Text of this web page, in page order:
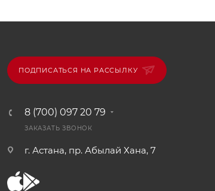
ПОДПИСАТЬСЯ НА РАССЫЛКУ
8 (700) 097 20 79
ЗАКАЗАТЬ ЗВОНОК
г. Астана, пр. Абылай Хана, 7